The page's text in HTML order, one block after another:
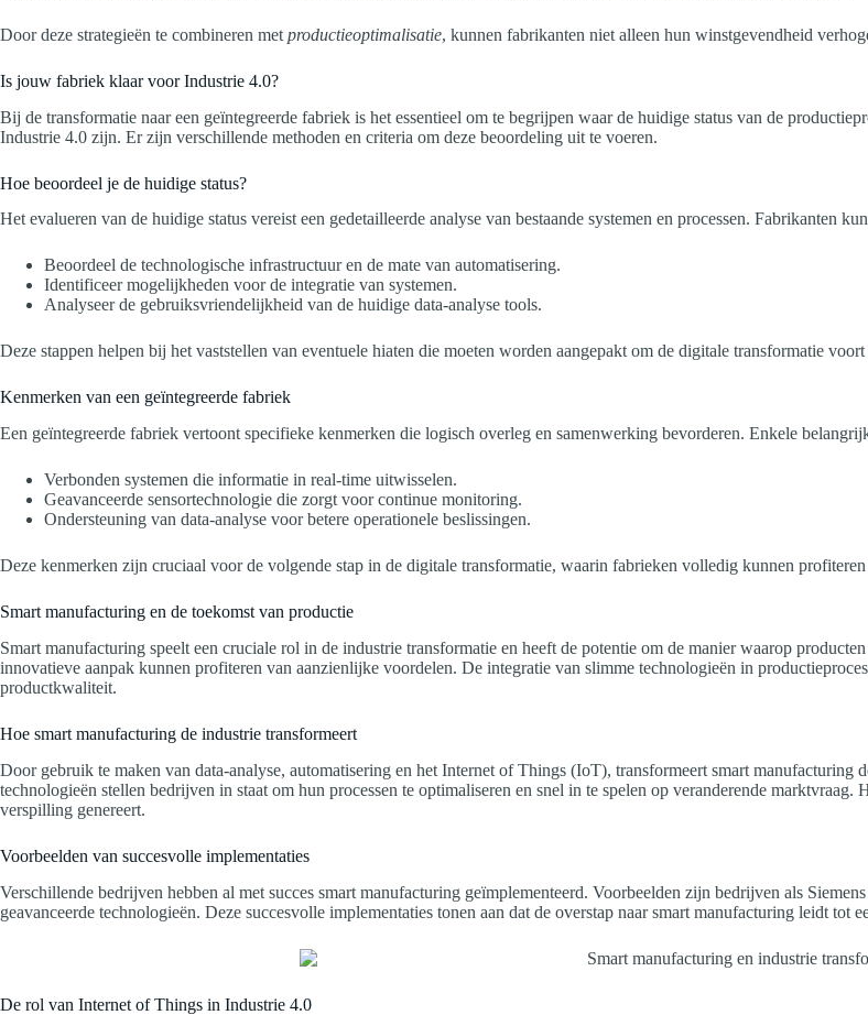
Door deze strategieën te combineren met productieoptimalisatie, kunnen fabrikanten niet alleen hun winstgevendheid
Is jouw fabriek klaar voor Industrie 4.0?
Bij de transformatie naar een geïntegreerde fabriek is het essentieel om te begrijpen waar de huidige status van de
Industrie 4.0 zijn. Er zijn verschillende methoden en criteria om deze beoordeling uit te voeren.
Hoe beoordeel je de huidige status?
Het evalueren van de huidige status vereist een gedetailleerde analyse van bestaande systemen en processen. Fabrikanten
Beoordeel de technologische infrastructuur en de mate van automatisering.
Identificeer mogelijkheden voor de integratie van systemen.
Analyseer de gebruiksvriendelijkheid van de huidige data-analyse tools.
Deze stappen helpen bij het vaststellen van eventuele hiaten die moeten worden aangepakt om de digitale transformatie voort
Kenmerken van een geïntegreerde fabriek
Een geïntegreerde fabriek vertoont specifieke kenmerken die logisch overleg en samenwerking bevorderen. Enkele
Verbonden systemen die informatie in real-time uitwisselen.
Geavanceerde sensortechnologie die zorgt voor continue monitoring.
Ondersteuning van data-analyse voor betere operationele beslissingen.
Deze kenmerken zijn cruciaal voor de volgende stap in de digitale transformatie, waarin fabrieken volledig kunnen
Smart manufacturing en de toekomst van productie
Smart manufacturing speelt een cruciale rol in de industrie transformatie en heeft de potentie om de manier waarop
innovatieve aanpak kunnen profiteren van aanzienlijke voordelen. De integratie van slimme technologieën in
productkwaliteit.
Hoe smart manufacturing de industrie transformeert
Door gebruik te maken van data-analyse, automatisering en het Internet of Things (IoT), transformeert smart
technologieën stellen bedrijven in staat om hun processen te optimaliseren en snel in te spelen op veranderende
verspilling genereert.
Voorbeelden van succesvolle implementaties
Verschillende bedrijven hebben al met succes smart manufacturing geïmplementeerd. Voorbeelden zijn bedrijven als
geavanceerde technologieën. Deze succesvolle implementaties tonen aan dat de overstap naar smart manufacturing leidt
De rol van Internet of Things in Industrie 4.0